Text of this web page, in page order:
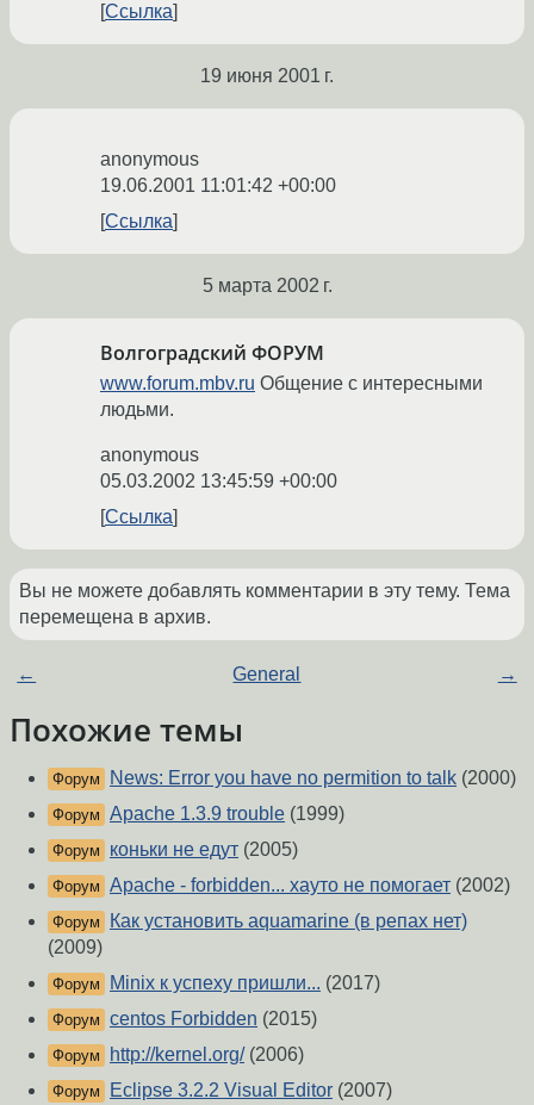
Ссылка
19 июня 2001 г.
anonymous
19.06.2001 11:01:42 +00:00
Ссылка
5 марта 2002 г.
Волгоградский ФОРУМ
www.forum.mbv.ru Общение с интересными
людьми.
anonymous
05.03.2002 13:45:59 +00:00
Ссылка
Вы не можете добавлять комментарии в эту тему. Тема
перемещена в архив.
← General →
Похожие темы
Форум News: Error you have no permition to talk (2000)
Форум Apache 1.3.9 trouble (1999)
Форум коньки не едут (2005)
Форум Apache - forbidden... хауто не помогает (2002)
Форум
Как установить aquamarine (в репах нет)
(2009)
Форум Minix к успеху пришли... (2017)
Форум centos Forbidden (2015)
Форум http://kernel.org/(2006)
Форум Eclipse 3.2.2 Visual Editor (2007)